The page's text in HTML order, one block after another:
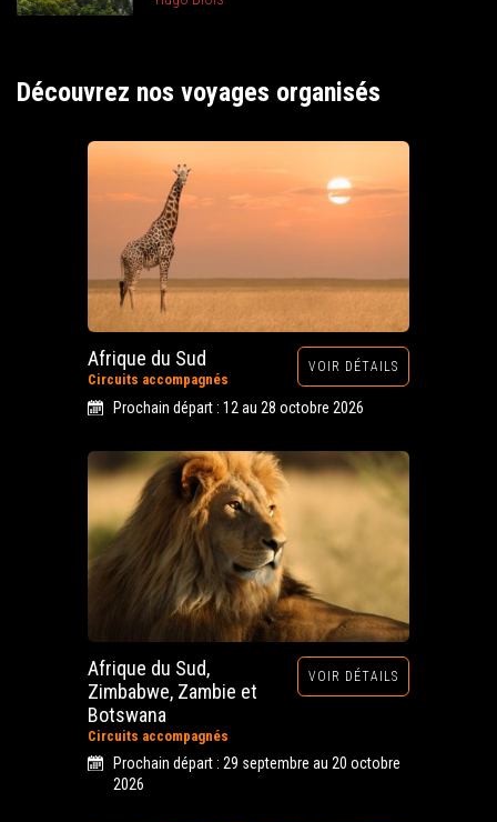
Découvrez nos voyages organisés
Afrique du Sud
Circuits accompagnés
VOIR DÉTAILS
Prochain départ : 12 au 28 octobre 2026
Afrique du Sud,
Zimbabwe, Zambie et
Botswana
Circuits accompagnés
VOIR DÉTAILS
Prochain départ : 29 septembre au 20 octobre
2026